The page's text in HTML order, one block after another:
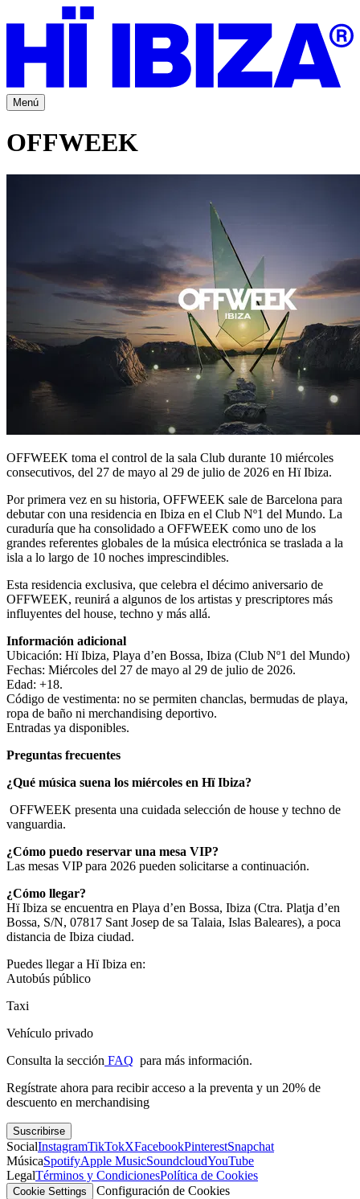
Menú
OFFWEEK
OFFWEEK toma el control de la sala Club durante 10 miércoles
consecutivos, del 27 de mayo al 29 de julio de 2026 en Hï Ibiza.
Por primera vez en su historia, OFFWEEK sale de Barcelona para
debutar con una residencia en Ibiza en el Club Nº1 del Mundo. La
curaduría que ha consolidado a OFFWEEK como uno de los
grandes referentes globales de la música electrónica se traslada a la
isla a lo largo de 10 noches imprescindibles.
Esta residencia exclusiva, que celebra el décimo aniversario de
OFFWEEK, reunirá a algunos de los artistas y prescriptores más
influyentes del house, techno y más allá.
Información adicional
Ubicación: Hï Ibiza, Playa d’en Bossa, Ibiza (Club Nº1 del Mundo)
Fechas: Miércoles del 27 de mayo al 29 de julio de 2026.
Edad: +18.
Código de vestimenta: no se permiten chanclas, bermudas de playa,
ropa de baño ni merchandising deportivo.
Entradas ya disponibles.
Preguntas frecuentes
¿Qué música suena los miércoles en Hï Ibiza?
OFFWEEK presenta una cuidada selección de house y techno de
vanguardia.
¿Cómo puedo reservar una mesa VIP?
Las mesas VIP para 2026 pueden solicitarse a continuación.
¿Cómo llegar?
Hï Ibiza se encuentra en Playa d’en Bossa, Ibiza (Ctra. Platja d’en
Bossa, S/N, 07817 Sant Josep de sa Talaia, Islas Baleares), a poca
distancia de Ibiza ciudad.
Puedes llegar a Hï Ibiza en:
Autobús público
Taxi
Vehículo privado
Consulta la sección FAQ para más información.
Regístrate ahora para recibir acceso a la preventa y un 20% de
descuento en merchandising
Suscribirse
SocialInstagramTikTokXFacebookPinterestSnapchat
MúsicaSpotifyApple MusicSoundcloudYouTube
LegalTérminos y CondicionesPolítica de Cookies
Cookie Settings
Configuración de Cookies